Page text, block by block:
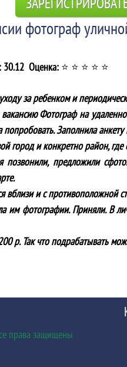
фотограф
30.12 Оценка: ⭐ ⭐ ⭐ ⭐ ⭐
за ребенком и
Фотограф на
Заполнила анкету
город и конкретно район,
позвонили, предложили
вблизи и с противоположной
им фотографии. Приняли. В
р. Так что подрабатывать
права защищены